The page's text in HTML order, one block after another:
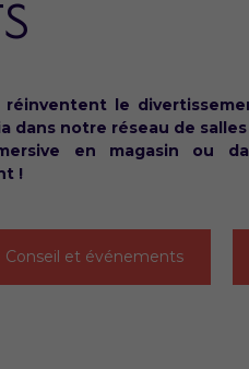
réinventent le
dans notre réseau de
en magasin ou
!
Conseil et événements